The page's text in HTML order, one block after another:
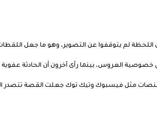
اللحظة لم يتوقفوا عن التصوير، وهو ما جعل
خصوصية العروس، بينما رأى آخرون أن الحادثة
مثل فيسبوك وتيك توك جعلت القصة تتصدر